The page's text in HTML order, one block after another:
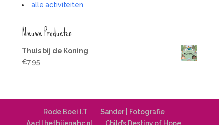
alle activiteiten
Nieuwe Producten
Thuis bij de Koning
€7.95
Rode Boei I.T
Sander | Fotografie
Aad | hetbijenabc.nl
Child’s Destiny of Hope